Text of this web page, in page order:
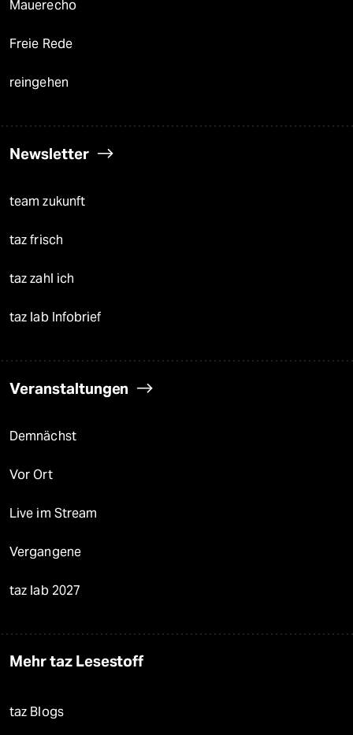
Mauerecho
Freie Rede
reingehen
Newsletter
team zukunft
taz frisch
taz zahl ich
taz lab Infobrief
Veranstaltungen
Demnächst
Vor Ort
Live im Stream
Vergangene
taz lab 2027
Mehr taz Lesestoff
taz Blogs